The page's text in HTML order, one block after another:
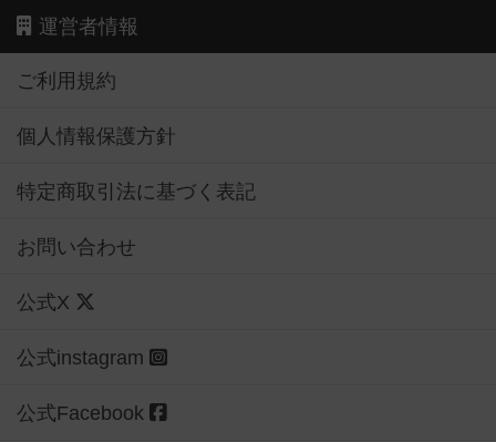
運営者情報
ご利用規約
個人情報保護方針
特定商取引法に基づく表記
お問い合わせ
公式X
公式instagram
公式Facebook